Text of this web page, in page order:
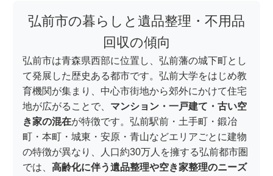
弘前市の暮らしと遺品整理・不用品
回収の傾向
弘前市は青森県西部に位置し、弘前藩の城下町とし
て発展した歴史ある都市です。弘前大学をはじめ教
育機関が集まり、中心市街地から郊外にかけて住宅
地が広がることで、 マンション・一戸建て・古い空
き家の混在が特徴です。弘前駅前・土手町・鍛冶
町・本町・城東・安原・青山などエリアごとに建物
の特徴が異なり、人口約30万人を擁する弘前都市圏
では、 高齢化に伴う遺品整理や空き家整理のニーズ